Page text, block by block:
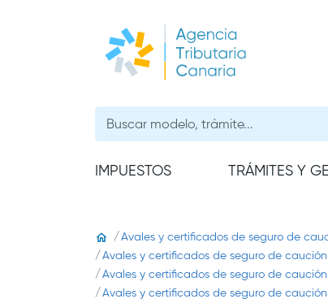
IMPUESTOS TRÁMITES Y
Avales y certificados de seguro de
Avales y certificados de seguro de caución
Avales y certificados de seguro de caución
Avales y certificados de seguro de caución